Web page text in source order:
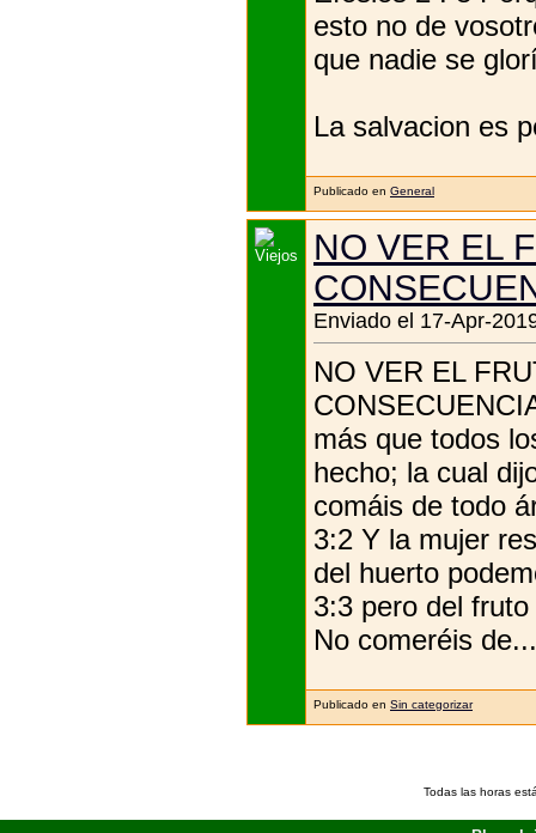
esto no de
que nadie se
La salvacion es
Publicado en General
NO VER EL
Enviado el 17-Apr-
NO VER EL
más que todos
hecho; la cual
comáis de todo
3:2 Y la mujer
del huerto
3:3 pero del
No comeréis de...
Publicado en Sin categorizar
Todas las horas